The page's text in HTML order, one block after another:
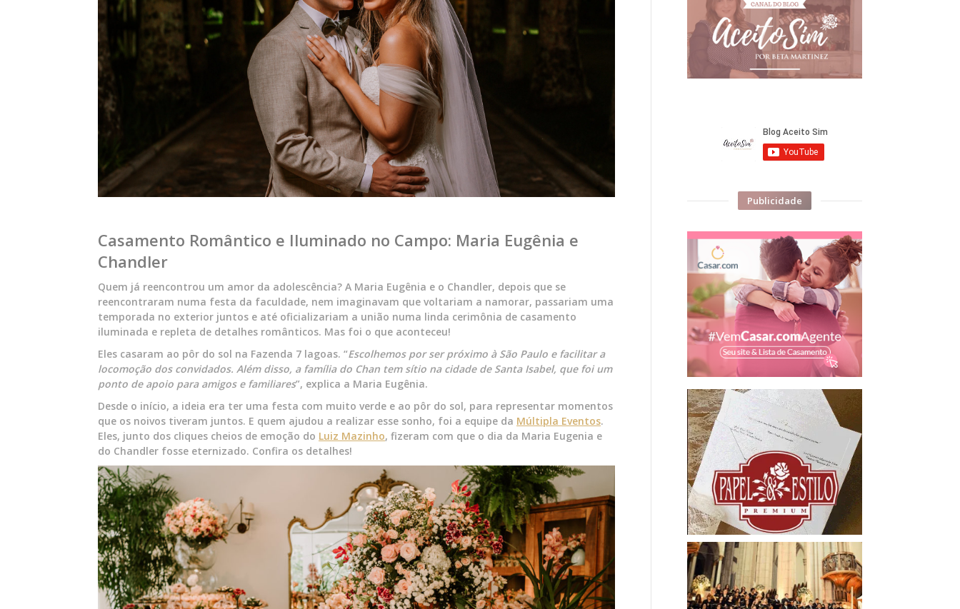
Casamento Romântico e Iluminado no Campo: Maria Eugênia e
Chandler
Quem já reencontrou um amor da adolescência? A Maria Eugênia e o Chandler, depois que se
reencontraram numa festa da faculdade, nem imaginavam que voltariam a namorar, passariam uma
temporada no exterior juntos e até oficializariam a união numa linda cerimônia de casamento
iluminada e repleta de detalhes românticos. Mas foi o que aconteceu!
Eles casaram ao pôr do sol na Fazenda 7 lagoas. “Escolhemos por ser próximo à São Paulo e facilitar a
locomoção dos convidados. Além disso, a família do Chan tem sítio na cidade de Santa Isabel, que foi um
ponto de apoio para amigos e familiares”, explica a Maria Eugênia.
Desde o início, a ideia era ter uma festa com muito verde e ao pôr do sol, para representar momentos
que os noivos tiveram juntos. E quem ajudou a realizar esse sonho, foi a equipe da Múltipla Eventos.
Eles, junto dos cliques cheios de emoção do Luiz Mazinho, fizeram com que o dia da Maria Eugenia e
do Chandler fosse eternizado. Confira os detalhes!
Publicidade